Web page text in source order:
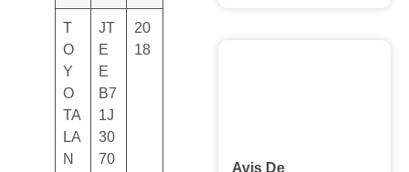
T
O
Y
O
TA
LA
N
JT
E
E
B7
1J
30
70
20
18
Avis De